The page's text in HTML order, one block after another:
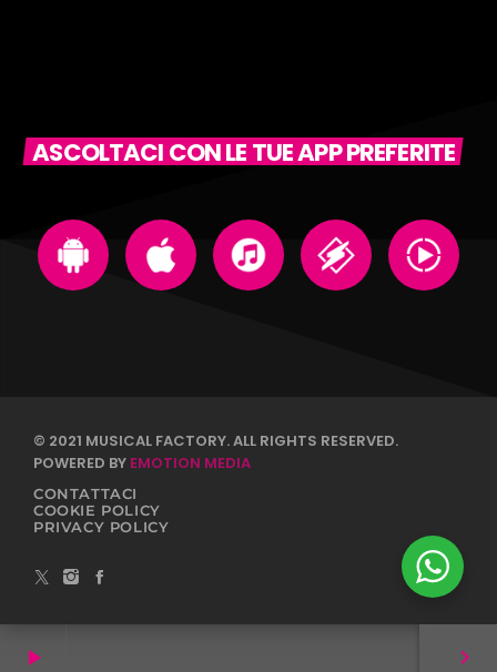
play_arrow keyboard_arrow_right
ASCOLTACI CON LE TUE APP PREFERITE
© 2021 MUSICAL FACTORY. ALL RIGHTS RESERVED.
POWERED BY EMOTION MEDIA
CONTATTACI
COOKIE POLICY
PRIVACY POLICY